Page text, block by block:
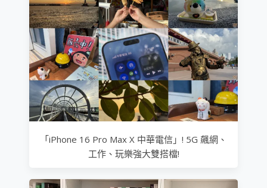
「iPhone 16 Pro Max X 中華電信」! 5G 飆網、
工作、玩樂強大雙搭檔!